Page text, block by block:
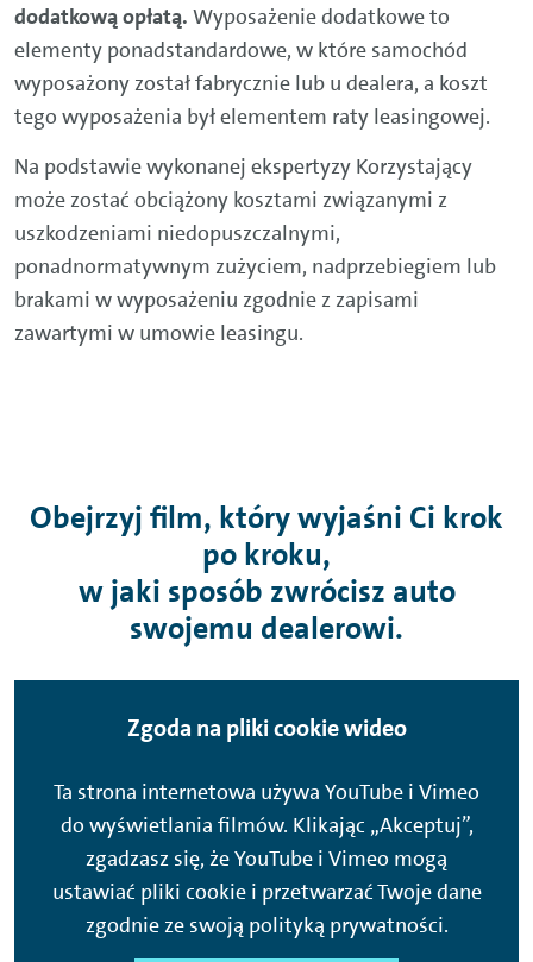
dodatkową opłatą. Wyposażenie dodatkowe to
elementy ponadstandardowe, w które samochód
wyposażony został fabrycznie lub u dealera, a koszt
tego wyposażenia był elementem raty leasingowej.
Na podstawie wykonanej ekspertyzy Korzystający
może zostać obciążony kosztami związanymi z
uszkodzeniami niedopuszczalnymi,
ponadnormatywnym zużyciem, nadprzebiegiem lub
brakami w wyposażeniu zgodnie z zapisami
zawartymi w umowie leasingu.
Obejrzyj film, który wyjaśni Ci krok
po kroku,
w jaki sposób zwrócisz auto
swojemu dealerowi.
Zgoda na pliki cookie wideo
Ta strona internetowa używa YouTube i Vimeo
do wyświetlania filmów. Klikając „Akceptuj”,
zgadzasz się, że YouTube i Vimeo mogą
ustawiać pliki cookie i przetwarzać Twoje dane
zgodnie ze swoją polityką prywatności.